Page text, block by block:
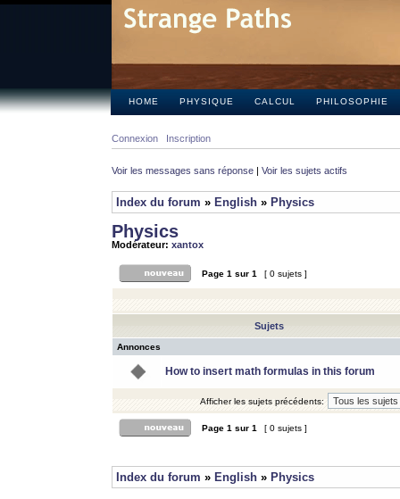
HOME PHYSIQUE CALCUL PHILOSOPHIE
Connexion Inscription
Voir les messages sans réponse | Voir les sujets actifs
Index du forum » English » Physics
Physics
Modérateur: xantox
Page 1 sur 1 [ 0 sujets ]
Sujets
Annonces
How to insert math formulas in this forum
Afficher les sujets précédents:
Page 1 sur 1 [ 0 sujets ]
Index du forum » English » Physics